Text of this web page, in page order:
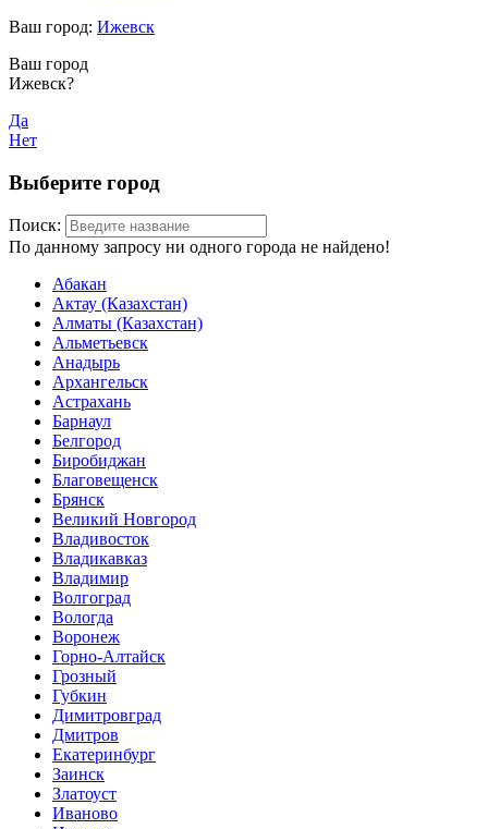
Ваш город: Ижевск
Ваш город
Ижевск?
Да
Нет
Выберите город
Поиск:
По данному запросу ни одного города не найдено!
Абакан
Актау (Казахстан)
Алматы (Казахстан)
Альметьевск
Анадырь
Архангельск
Астрахань
Барнаул
Белгород
Биробиджан
Благовещенск
Брянск
Великий Новгород
Владивосток
Владикавказ
Владимир
Волгоград
Вологда
Воронеж
Горно-Алтайск
Грозный
Губкин
Димитровград
Дмитров
Екатеринбург
Заинск
Златоуст
Иваново